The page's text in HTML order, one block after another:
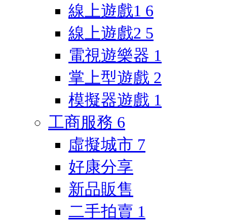
線上遊戲1 6
線上遊戲2 5
電視遊樂器 1
掌上型遊戲 2
模擬器遊戲 1
工商服務 6
虛擬城市 7
好康分享
新品販售
二手拍賣 1